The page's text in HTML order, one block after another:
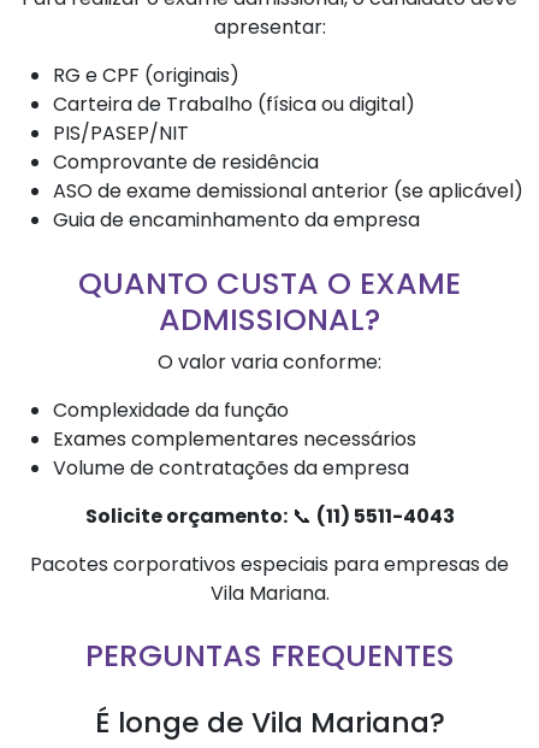
apresentar:
RG e CPF (originais)
Carteira de Trabalho (física ou digital)
PIS/PASEP/NIT
Comprovante de residência
ASO de exame demissional anterior (se aplicável)
Guia de encaminhamento da empresa
QUANTO CUSTA O EXAME
ADMISSIONAL?
O valor varia conforme:
Complexidade da função
Exames complementares necessários
Volume de contratações da empresa
Solicite orçamento:📞 (11) 5511-4043
Pacotes corporativos especiais para empresas de
Vila Mariana.
PERGUNTAS FREQUENTES
É longe de Vila Mariana?